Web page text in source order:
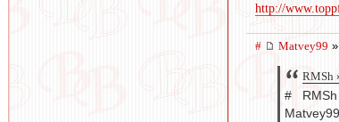
http://
# Matvey99
RMSh
# RMSh